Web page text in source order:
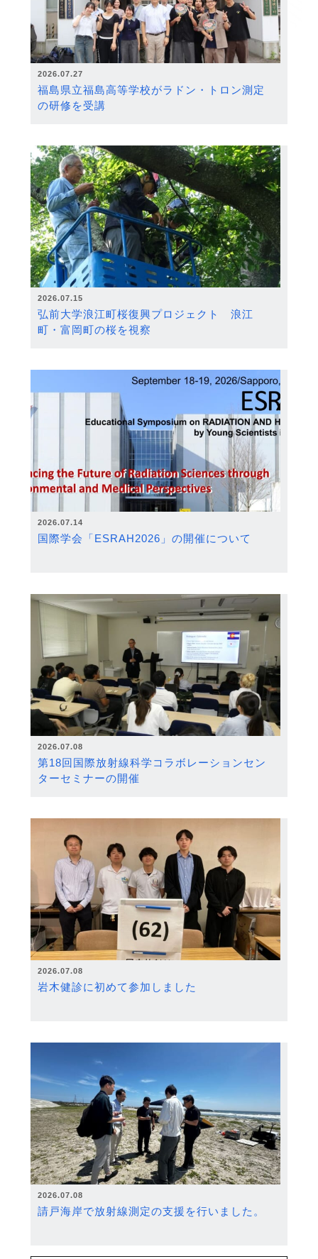
2026.07.27
福島県立福島高等学校がラドン・トロン測定
の研修を受講
2026.07.15
弘前大学浪江町桜復興プロジェクト 浪江
町・富岡町の桜を視察
2026.07.14
国際学会「ESRAH2026」の開催について
2026.07.08
第18回国際放射線科学コラボレーションセン
ターセミナーの開催
2026.07.08
岩木健診に初めて参加しました
2026.07.08
請戸海岸で放射線測定の支援を行いました。